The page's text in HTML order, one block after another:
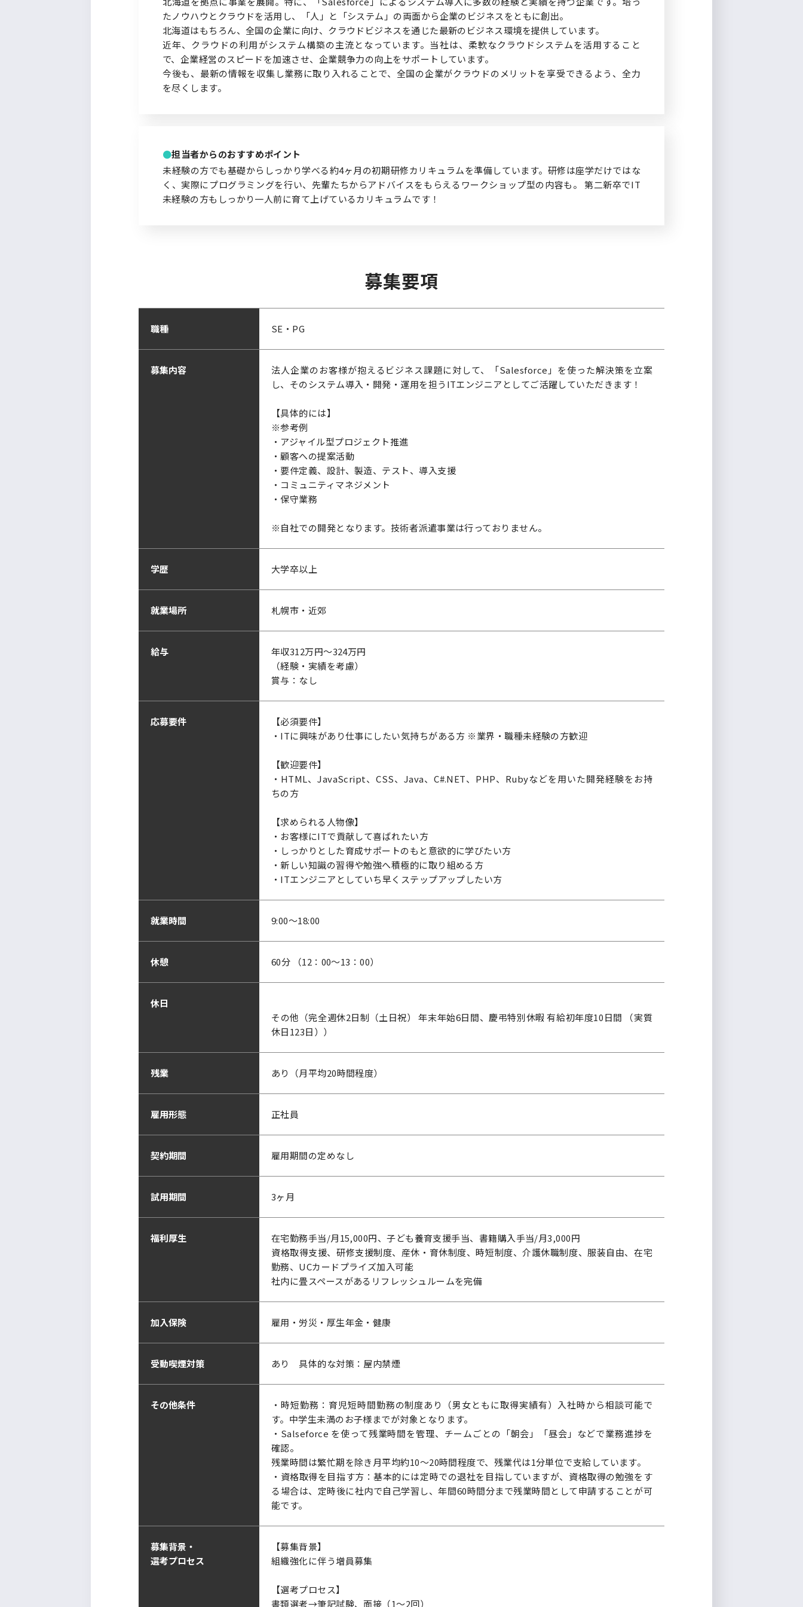
たノウハウとクラウドを活用し、「人」と「システム」の両面から企業のビジネスをともに創出。
北海道はもちろん、全国の企業に向け、クラウドビジネスを通じた最新のビジネス環境を提供しています。
近年、クラウドの利用がシステム構築の主流となっています。当社は、柔軟なクラウドシステムを活用すること
で、企業経営のスピードを加速させ、企業競争力の向上をサポートしています。
今後も、最新の情報を収集し業務に取り入れることで、全国の企業がクラウドのメリットを享受できるよう、全力
を尽くします。
担当者からのおすすめポイント
未経験の方でも基礎からしっかり学べる約4ヶ月の初期研修カリキュラムを準備しています。研修は座学だけではな
く、実際にプログラミングを行い、先輩たちからアドバイスをもらえるワークショップ型の内容も。 第二新卒でIT
未経験の方もしっかり一人前に育て上げているカリキュラムです！
募集要項
職種 SE・PG
募集内容
法人企業のお客様が抱えるビジネス課題に対して、「Salesforce」を使った解決策を立案
し、そのシステム導入・開発・運用を担うITエンジニアとしてご活躍していただきます！
【具体的には】
※参考例
・アジャイル型プロジェクト推進
・顧客への提案活動
・要件定義、設計、製造、テスト、導入支援
・コミュニティマネジメント
・保守業務
※自社での開発となります。技術者派遣事業は行っておりません。
学歴 大学卒以上
就業場所 札幌市・近郊
給与
年収312万円～324万円
（経験・実績を考慮）
賞与：なし
応募要件
【必須要件】
・ITに興味があり仕事にしたい気持ちがある方 ※業界・職種未経験の方歓迎
【歓迎要件】
・HTML、JavaScript、CSS、Java、C#.NET、PHP、Rubyなどを用いた開発経験をお持
ちの方
【求められる人物像】
・お客様にITで貢献して喜ばれたい方
・しっかりとした育成サポートのもと意欲的に学びたい方
・新しい知識の習得や勉強へ積極的に取り組める方
・ITエンジニアとしていち早くステップアップしたい方
就業時間 9:00～18:00
休憩 60分 （12：00～13：00）
休日
その他（完全週休2日制（土日祝） 年末年始6日間、慶弔特別休暇 有給初年度10日間 （実質
休日123日））
残業 あり（月平均20時間程度）
雇用形態 正社員
契約期間 雇用期間の定めなし
試用期間 3ヶ月
福利厚生
在宅勤務手当/月15,000円、子ども養育支援手当、書籍購入手当/月3,000円
資格取得支援、研修支援制度、産休・育休制度、時短制度、介護休職制度、服装自由、在宅
勤務、UCカードプライズ加入可能
社内に畳スペースがあるリフレッシュルームを完備
加入保険 雇用・労災・厚生年金・健康
受動喫煙対策 あり 具体的な対策：屋内禁煙
その他条件
・時短勤務：育児短時間勤務の制度あり（男女ともに取得実績有）入社時から相談可能で
す。中学生未満のお子様までが対象となります。
・Salseforce を使って残業時間を管理、チームごとの「朝会」「昼会」などで業務進捗を
確認。
残業時間は繁忙期を除き月平均約10～20時間程度で、残業代は1分単位で支給しています。
・資格取得を目指す方：基本的には定時での退社を目指していますが、資格取得の勉強をす
る場合は、定時後に社内で自己学習し、年間60時間分まで残業時間として申請することが可
能です。
募集背景・
選考プロセス
【募集背景】
組織強化に伴う増員募集
【選考プロセス】
書類選考→筆記試験、面接（1～2回）